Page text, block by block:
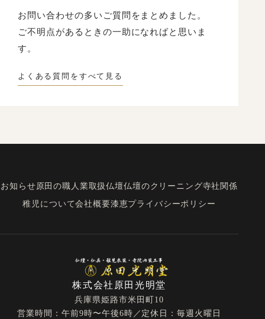
新品同様にもとの姿にもどすことです。
お問い合わせの多いご質問をまとめました。
ご不明点があるときの一助になればと思いま
す。
よくある質問をすべて見る
お知らせ原田の職人業取扱仏壇仏壇のクリーニング寺社関係
稚児について会社概要漆恵プライバシーポリシー
株式会社原田光明堂
兵庫県姫路市米田町10
営業時間：午前9時〜午後6時／定休日：毎週火曜日